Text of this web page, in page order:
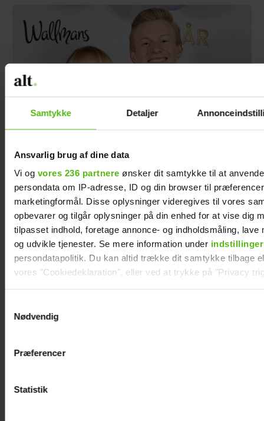
Samtykke Detaljer
Ansvarlig brug af dine data
Vi og vores 236 partnere ønsker dit samtykke til at
persondata om IP-adresse, ID og din browser til
marketingformål. Disse oplysninger videregives til vores
opbevarer og tilgår oplysninger på din enhed for at vise dig
tilpasset indhold, foretage annonce- og indholdsmåling, lave
og udvikle tjenester. Se mere information under indstillinger
persondatapolitik. Du kan altid trække dit samtykke tilbage
vores "Cookiedeklaration", eller ved at trykke på "Privacy
Vi anvender egne cookies og cookies fra tredjeparter til at
generere statistik og huske dine præferencer samt til brug
Nødvendig
Præferencer
Statistik
Albert Harson åbner op: Sådan var det at
kysse en mand
tavsheden med stor afsløring